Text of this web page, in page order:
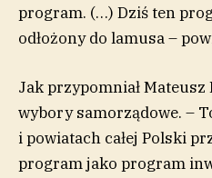
program. (…) Dziś ten
odłożony do lamusa –
Jak przypomniał
wybory samorządowe. –
i powiatach całej Polski
program jako program